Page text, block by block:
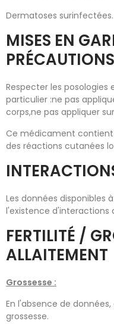
Dermatoses surinfectées.
MISES EN
Respecter les posologies
particulier :ne pas
corps,ne pas appliquer
Ce médicament
des réactions cutanées
Les données disponibles
l'existence d'interactions
FERTILITÉ /
ALLAITEMENT
Grossesse :
En l'absence de
grossesse.